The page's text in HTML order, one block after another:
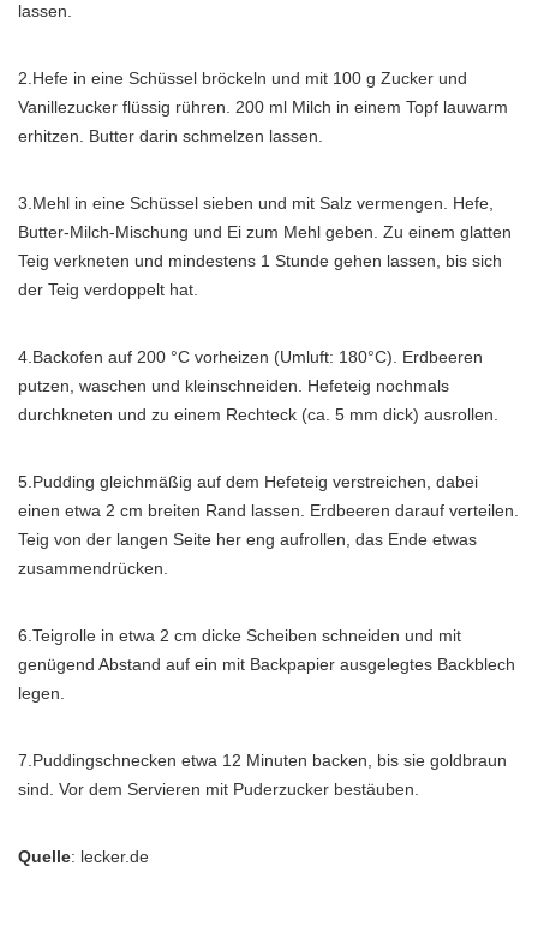
lassen.
2.Hefe in eine Schüssel bröckeln und mit 100 g Zucker und
Vanillezucker flüssig rühren. 200 ml Milch in einem Topf lauwarm
erhitzen. Butter darin schmelzen lassen.
3.Mehl in eine Schüssel sieben und mit Salz vermengen. Hefe,
Butter-Milch-Mischung und Ei zum Mehl geben. Zu einem glatten
Teig verkneten und mindestens 1 Stunde gehen lassen, bis sich
der Teig verdoppelt hat.
4.Backofen auf 200 °C vorheizen (Umluft: 180°C). Erdbeeren
putzen, waschen und kleinschneiden. Hefeteig nochmals
durchkneten und zu einem Rechteck (ca. 5 mm dick) ausrollen.
5.Pudding gleichmäßig auf dem Hefeteig verstreichen, dabei
einen etwa 2 cm breiten Rand lassen. Erdbeeren darauf verteilen.
Teig von der langen Seite her eng aufrollen, das Ende etwas
zusammendrücken.
6.Teigrolle in etwa 2 cm dicke Scheiben schneiden und mit
genügend Abstand auf ein mit Backpapier ausgelegtes Backblech
legen.
7.Puddingschnecken etwa 12 Minuten backen, bis sie goldbraun
sind. Vor dem Servieren mit Puderzucker bestäuben.
Quelle: lecker.de